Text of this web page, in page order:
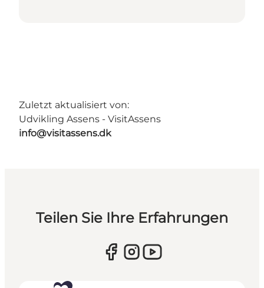
Zuletzt aktualisiert von:
Udvikling Assens - VisitAssens
info@visitassens.dk
Teilen Sie Ihre Erfahrungen